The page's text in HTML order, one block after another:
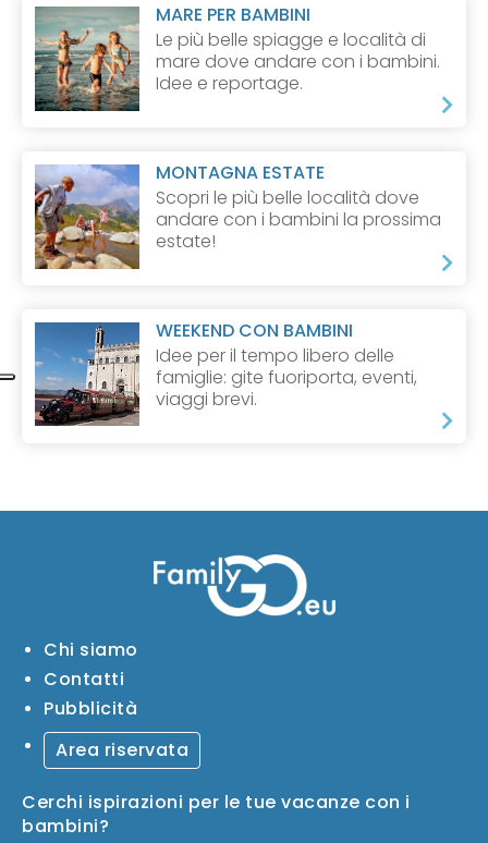
MARE PER BAMBINI
Le più belle spiagge e località di
mare dove andare con i bambini.
Idee e reportage.
MONTAGNA ESTATE
Scopri le più belle località dove
andare con i bambini la prossima
estate!
WEEKEND CON BAMBINI
Idee per il tempo libero delle
famiglie: gite fuoriporta, eventi,
viaggi brevi.
Chi siamo
Contatti
Pubblicità
Area riservata
Cerchi ispirazioni per le tue vacanze con i
bambini?